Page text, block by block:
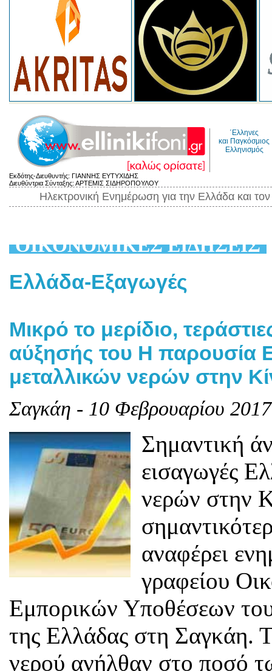
΄Ελληνες
και Παγκόσμιος
Ελληνισμός
Εκδότης-Διευθυντής: ΓΙΑΝΝΗΣ ΕΥΤΥΧΙΔΗΣ
Διευθύντρια Σύνταξης: ΑΡΤΕΜΙΣ ΣΙΔΗΡΟΠΟΥΛΟΥ
Ηλεκτρονική Ενημέρωση για την Ελλάδα και
ΟΙΚΟΝΟΜΙΚΕΣ ΕΙΔΗΣΕΙΣ
Ελλάδα-Εξαγωγές
Μικρό το μερίδιο,
αύξησής του Η παρουσία
μεταλλικών νερών στην
Σαγκάη - 10 Φεβρουαρίου 2017
Σημαντική
εισαγωγές
νερών στην
αναφέρει
γραφείου
Εμπορικών Υποθέσεων του
της Ελλάδας στη Σαγκάη.
νερού ανήλθαν στο ποσό